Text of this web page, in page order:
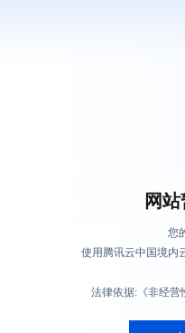
网
您
使用腾讯云中国境内
法律依据:《非经营